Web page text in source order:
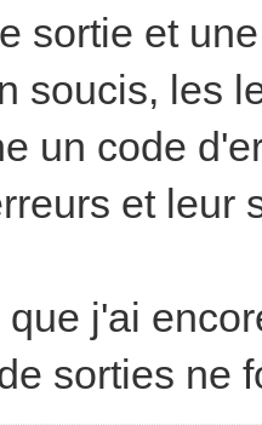
sortie et
soucis, les
un code
et leur
j'ai
sorties ne